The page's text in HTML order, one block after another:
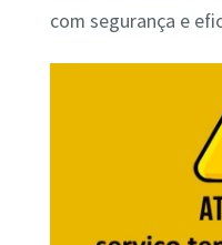
com segurança e